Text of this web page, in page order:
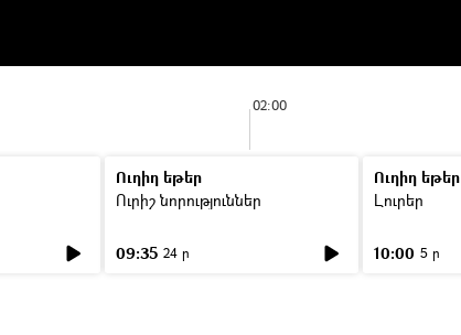
02:00
Ուղիղ եթեր
Ուրիշ նորություններ
09:35 24 ր
Ուղիղ եթեր
Լուրեր
10:00 5 ր